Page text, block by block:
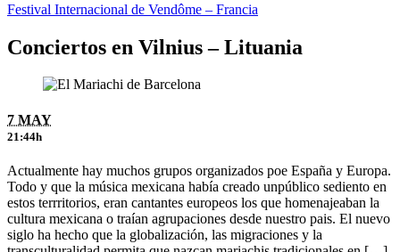
Festival Internacional de Vendôme – Francia
Conciertos en Vilnius – Lituania
7 MAY
21:44h
Actualmente hay muchos grupos organizados poe España y Europa.
Todo y que la música mexicana había creado unpúblico sediento en
estos terrritorios, eran cantantes europeos los que homenajeaban la
cultura mexicana o traían agrupaciones desde nuestro pais. El nuevo
siglo ha hecho que la globalización, las migraciones y la